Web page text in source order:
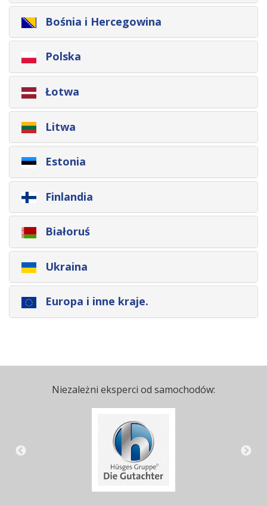
Bośnia i Hercegowina
Polska
Łotwa
Litwa
Estonia
Finlandia
Białoruś
Ukraina
Europa i inne kraje.
Niezależni eksperci od samochodów: